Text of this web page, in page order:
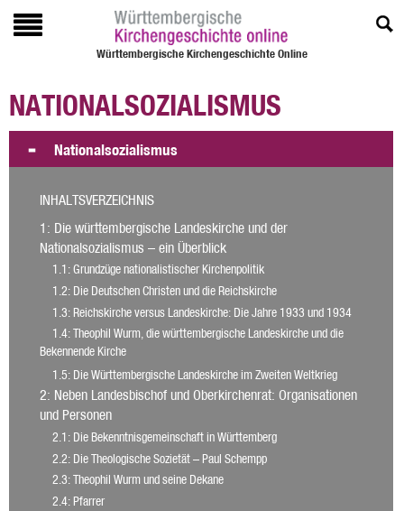
Württembergische Kirchengeschichte Online
NATIONALSOZIALISMUS
Nationalsozialismus
INHALTSVERZEICHNIS
1 : Die württembergische Landeskirche und der
Nationalsozialismus – ein Überblick
1.1: Grundzüge nationalistischer Kirchenpolitik
1.2: Die Deutschen Christen und die Reichskirche
1.3: Reichskirche versus Landeskirche: Die Jahre 1933 und 1934
1.4: Theophil Wurm, die württembergische Landeskirche und die
Bekennende Kirche
1.5: Die Württembergische Landeskirche im Zweiten Weltkrieg
2: Neben Landesbischof und Oberkirchenrat: Organisationen
und Personen
2.1: Die Bekenntnisgemeinschaft in Württemberg
2.2: Die Theologische Sozietät – Paul Schempp
2.3: Theophil Wurm und seine Dekane
2.4: Pfarrer